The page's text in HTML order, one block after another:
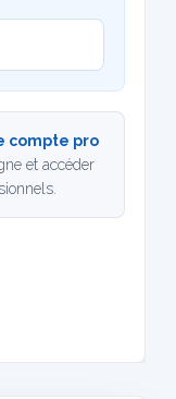
compte pro
et accéder